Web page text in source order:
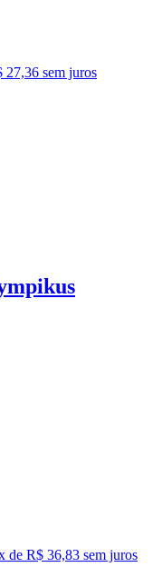
27,36 sem juros
de R$ 36,83 sem juros